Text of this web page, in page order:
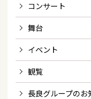
コンサート
舞台
イベント
観覧
長良グループのお